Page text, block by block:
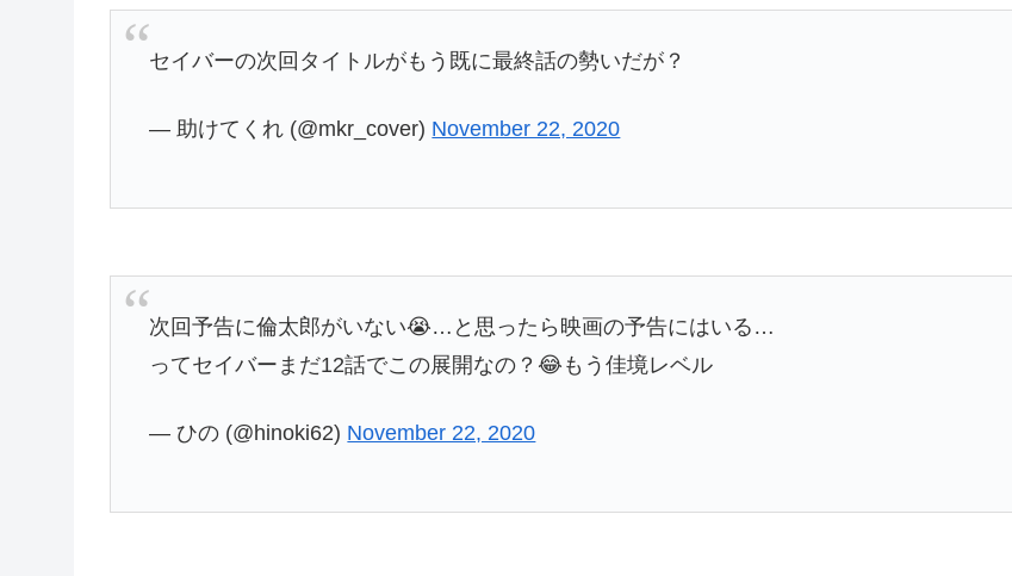
セイバーの次回タイトルがもう既に最終話の勢いだが？
— 助けてくれ (@mkr_cover) November 22, 2020
次回予告に倫太郎がいない😭…と思ったら映画の予告にはいる…
ってセイバーまだ12話でこの展開なの？😂もう佳境レベル
— ひの (@hinoki62) November 22, 2020